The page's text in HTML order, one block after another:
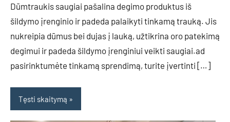
Dūmtraukis saugiai pašalina degimo produktus iš
šildymo įrenginio ir padeda palaikyti tinkamą trauką. Jis
nukreipia dūmus bei dujas į lauką, užtikrina oro patekimą
degimui ir padeda šildymo įrenginiui veikti saugiai.ad
pasirinktumėte tinkamą sprendimą, turite įvertinti […]
Tęsti skaitymą